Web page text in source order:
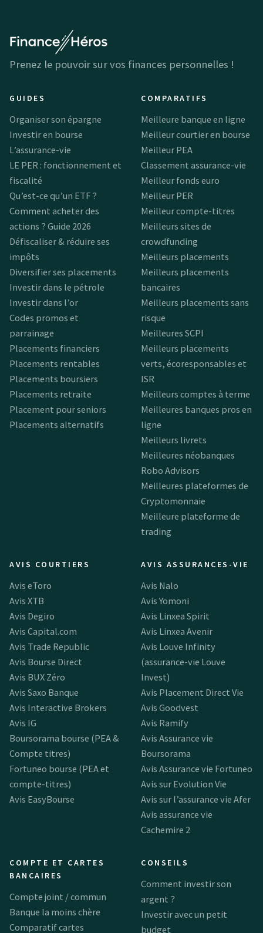
Prenez le pouvoir sur vos finances personnelles !
GUIDES
Organiser son épargne
Investir en bourse
L’assurance-vie
LE PER : fonctionnement et
fiscalité
Qu’est-ce qu’un ETF ?
Comment acheter des
actions ? Guide 2026
Défiscaliser & réduire ses
impôts
Diversifier ses placements
Investir dans le pétrole
Investir dans l’or
Codes promos et
parrainage
Placements financiers
Placements rentables
Placements boursiers
Placements retraite
Placement pour seniors
Placements alternatifs
COMPARATIFS
Meilleure banque en ligne
Meilleur courtier en bourse
Meilleur PEA
Classement assurance-vie
Meilleur fonds euro
Meilleur PER
Meilleur compte-titres
Meilleurs sites de
crowdfunding
Meilleurs placements
Meilleurs placements
bancaires
Meilleurs placements sans
risque
Meilleures SCPI
Meilleurs placements
verts, écoresponsables et
ISR
Meilleurs comptes à terme
Meilleures banques pros en
ligne
Meilleurs livrets
Meilleures néobanques
Robo Advisors
Meilleures plateformes de
Cryptomonnaie
Meilleure plateforme de
trading
AVIS COURTIERS
Avis eToro
Avis XTB
Avis Degiro
Avis Capital.com
Avis Trade Republic
Avis Bourse Direct
Avis BUX Zéro
Avis Saxo Banque
Avis Interactive Brokers
Avis IG
Boursorama bourse (PEA &
Compte titres)
Fortuneo bourse (PEA et
compte-titres)
Avis EasyBourse
AVIS ASSURANCES-VIE
Avis Nalo
Avis Yomoni
Avis Linxea Spirit
Avis Linxea Avenir
Avis Louve Infinity
(assurance-vie Louve
Invest)
Avis Placement Direct Vie
Avis Goodvest
Avis Ramify
Avis Assurance vie
Boursorama
Avis Assurance vie Fortuneo
Avis sur Evolution Vie
Avis sur l’assurance vie Afer
Avis assurance vie
Cachemire 2
COMPTE ET CARTES
BANCAIRES
Compte joint / commun
Banque la moins chère
Comparatif cartes
CONSEILS
Comment investir son
argent ?
Investir avec un petit
budget